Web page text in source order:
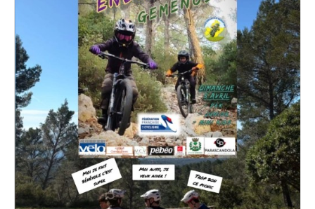
Règlement 2019
Dossier de Presse 2019
Retour sur l'Enduro 2018
Enduro Kids 2019
Edition 2018
Blog 2018
Bilan de l'Enduro 2018
Résultats
Dans les Médias